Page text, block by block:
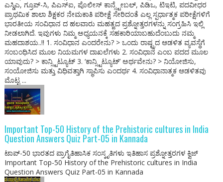
ಎಸ್ಡಿಎ, ಗ್ರೂಪ್-ಸಿ, ಪಿಎಸ್ಐ, ಪೊಲೀಸ್ ಕಾನ್ಸ್ಟೇಬಲ್, ಪಿಡಿಒ, ಟಿಇಟಿ, ಪದವೀಧರ
ಪ್ರಾಥಮಿಕ ಶಾಲಾ ಶಿಕ್ಷಕರ ನೇಮಕಾತಿ ಪರೀಕ್ಷೆ ಸೇರಿದಂತೆ ಎಲ್ಲ ಸ್ಪರ್ಧಾತ್ಮಕ ಪರೀಕ್ಷೆಗಳಿಗೆ
ಭಾರತೀಯ ಸಂವಿಧಾನ ದ ಹಲವಾರು ಮಹತ್ವದ ಪ್ರಶ್ನೋತ್ತರಗಳನ್ನು ಸಂಗ್ರಹಿಸಿ ಇಲ್ಲಿ
ನೀಡಲಾಗಿದೆ. ಇವುಗಳು ನಿಮ್ಮ ಅಧ್ಯಯನಕ್ಕೆ ಸಹಕಾರಿಯಾಬಹುದೆಂಬುದು ನಮ್ಮ
ಮಹದಾಶಯ..!! 1. ಸಂವಿಧಾನ ಎಂದರೇನು? > ಒಂದು ರಾಷ್ಟ್ರದ ಆಡಳಿತ ವ್ಯವಸ್ಥೆಗೆ
ಸಂಬಂಧಿಸಿದ ಮೂಲ ನಿಯಮಗಳ ದಾಖಲೆಗಳು 2. ಸಂವಿಧಾನ ಎಂಬ ಪದದ ಮೂಲ
ಯಾವುದು? > ಕಾನ್ಸ್ಟಿಟ್ಯೂಟ್ 3. ‘ಕಾನ್ಸ್ಟಿಟ್ಯೂಟ್’ ಅರ್ಥವೇನು? > ನಿಯೋಜಿಸು,
ಸಂಯೋಜಿಸು ಮತ್ತು ವಿಧಿವತ್ತಾಗಿ ಸ್ಥಾಪಿಸು ಎಂದರ್ಥ 4. ಸಂವಿಧಾನಾತ್ಮಕ ಆಡಳಿತವು
ಮೊಟ್ಟ ...
Important Top-50 History of the Prehistoric cultures in India
Question Answers Quiz Part-05 in Kannada
ಟಾಪ್-50 ಭಾರತದ ಪ್ರಾಗೈತಿಹಾಸಿಕ ಸಂಸ್ಕೃತಿಗಳು ಇತಿಹಾಸ ಪ್ರಶ್ನೋತ್ತರಗಳ ಕ್ವಿಜ್
Important Top-50 History of the Prehistoric cultures in India
Question Answers Quiz Part-05 in Kannada